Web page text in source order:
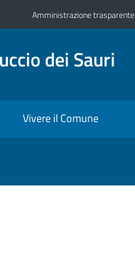
Amministrazione trasparente
dei Sauri
Vivere il Comune